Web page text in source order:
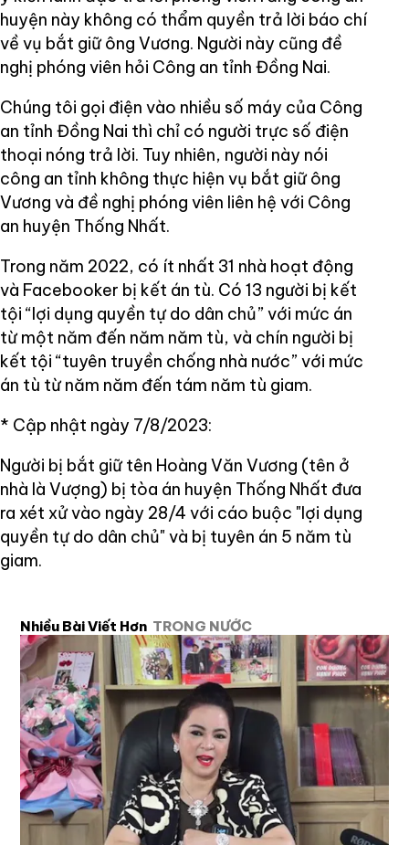
huyện này không có thẩm quyền trả lời báo chí
về vụ bắt giữ ông Vương. Người này cũng đề
nghị phóng viên hỏi Công an tỉnh Đồng Nai.
Chúng tôi gọi điện vào nhiều số máy của Công
an tỉnh Đồng Nai thì chỉ có người trực số điện
thoại nóng trả lời. Tuy nhiên, người này nói
công an tỉnh không thực hiện vụ bắt giữ ông
Vương và đề nghị phóng viên liên hệ với Công
an huyện Thống Nhất.
Trong năm 2022, có ít nhất 31 nhà hoạt động
và Facebooker bị kết án tù. Có 13 người bị kết
tội “lợi dụng quyền tự do dân chủ” với mức án
từ một năm đến năm năm tù, và chín người bị
kết tội “tuyên truyền chống nhà nước” với mức
án tù từ năm năm đến tám năm tù giam.
* Cập nhật ngày 7/8/2023:
Người bị bắt giữ tên Hoàng Văn Vương (tên ở
nhà là Vượng) bị tòa án huyện Thống Nhất đưa
ra xét xử vào ngày 28/4 với cáo buộc "lợi dụng
quyền tự do dân chủ" và bị tuyên án 5 năm tù
giam.
Nhiều Bài Viết Hơn TRONG NƯỚC